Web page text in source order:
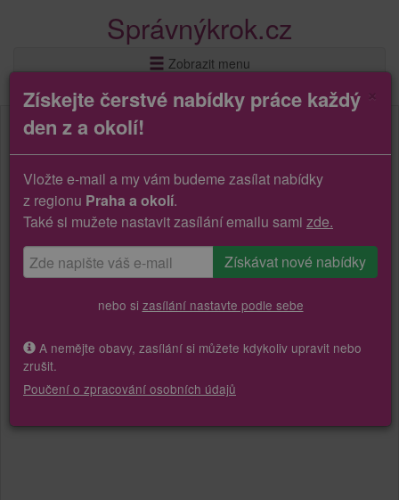
Správnýkrok.cz
Zobrazit menu
Získejte čerstvé nabídky práce každý
den z a okolí!
Vložte e-mail a my vám budeme zasílat nabídky
z regionu Praha a okolí.
Také si mužete nastavit zasílání emailu sami zde.
nebo si zasílání nastavte podle sebe
A nemějte obavy, zasílání si můžete kdykoliv upravit nebo
zrušit.
Poučení o zpracování osobních údajů